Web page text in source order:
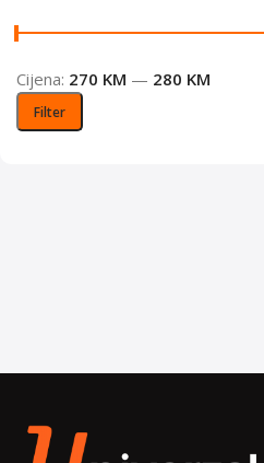
Filter
Cijena: 270 KM — 280 KM